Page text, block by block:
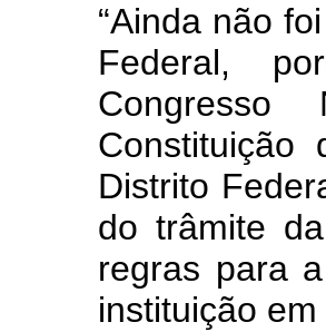
“Ainda não
Federal,
Constituição
Distrito
do trâmite
regras para
instituição em